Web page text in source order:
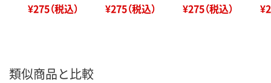
¥275（税込） ¥275（税込） ¥275（税込）
類似商品と比較